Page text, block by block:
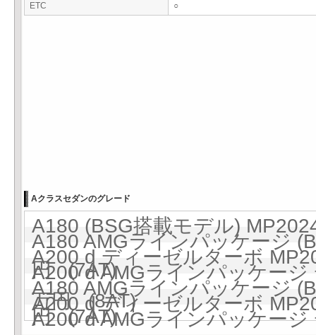
ETC ○
Aクラスセダンのグレード
A180 (BSG搭載モデル)
A180 AMGラインパッケージ
円 (7AT)
A200 d ディーゼルターボ
A200 d AMGラインパッケー
万円 (8AT)
A180 AMGラインパッケージ
円 (7AT)
A200 d ディーゼルターボ
A200 d AMGラインパッケー